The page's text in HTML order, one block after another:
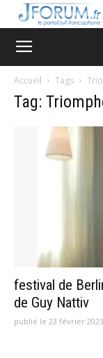
Accueil Tags
Tag:
festival de
de Guy Nattiv
publié le 23 février 2023